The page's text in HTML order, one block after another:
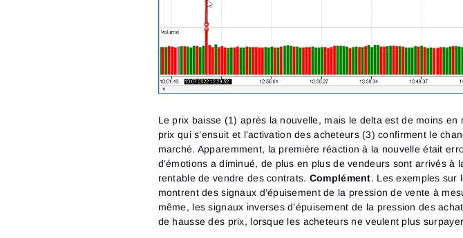
Le prix baisse (1) après la nouvelle, mais le delta est de moins
prix qui s’ensuit et l’activation des acheteurs (3) confirment le
marché. Apparemment, la première réaction à la nouvelle était
d’émotions a diminué, de plus en plus de vendeurs sont arrivés à
rentable de vendre des contrats. Сomplément. Les exemples sur
montrent des signaux d’épuisement de la pression de vente à
même, les signaux inverses d’épuisement de la pression des
de hausse des prix, lorsque les acheteurs ne veulent plus